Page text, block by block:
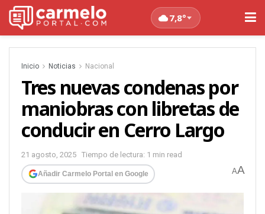
7,8°
Inicio Noticias Nacional
Tres nuevas condenas por
maniobras con libretas de
conducir en Cerro Largo
21 agosto, 2025 Tiempo de lectura: 1 min read
Añadir Carmelo Portal en Google AA